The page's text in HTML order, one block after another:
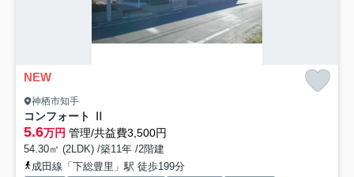
NEW
神栖市知手
コンフォート Ⅱ
5.6万円 管理/共益費3,500円
54.30㎡ (2LDK) /築11年 /2階建
成田線「下総豊里」駅 徒歩199分